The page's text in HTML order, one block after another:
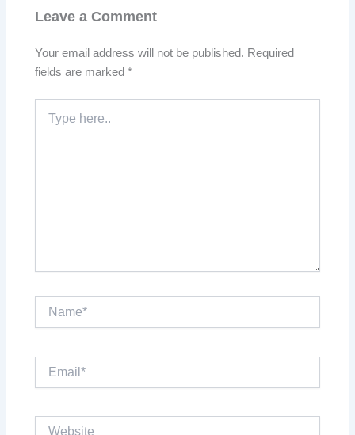
Leave a Comment
Your email address will not be published. Required
fields are marked*
here..
Name*
Website